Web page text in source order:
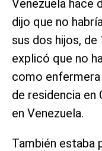
Venezuela hace
dijo que no
sus dos hijos, de
explicó que no
como
de residencia en
en Venezuela.
También estaba